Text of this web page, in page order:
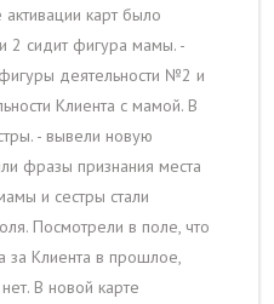
активации карт было
2 сидит фигура мамы. -
деятельности №2 и
Клиента с мамой. В
- вывели новую
фразы признания места
и сестры стали
Посмотрели в поле, что
за Клиента в прошлое,
В новой карте